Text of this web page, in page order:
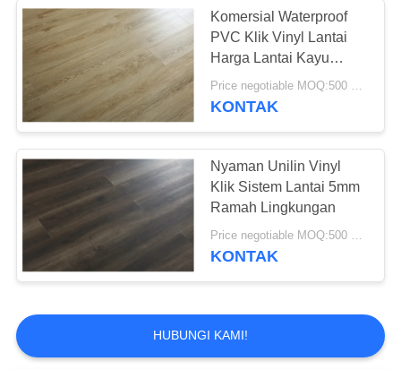
Komersial Waterproof
PVC Klik Vinyl Lantai
Harga Lantai Kayu
Untuk Berbagai Tempat
Price negotiable MOQ:500 meter persegi
KONTAK
Nyaman Unilin Vinyl
Klik Sistem Lantai 5mm
Ramah Lingkungan
Price negotiable MOQ:500 meter persegi
KONTAK
HUBUNGI KAMI!